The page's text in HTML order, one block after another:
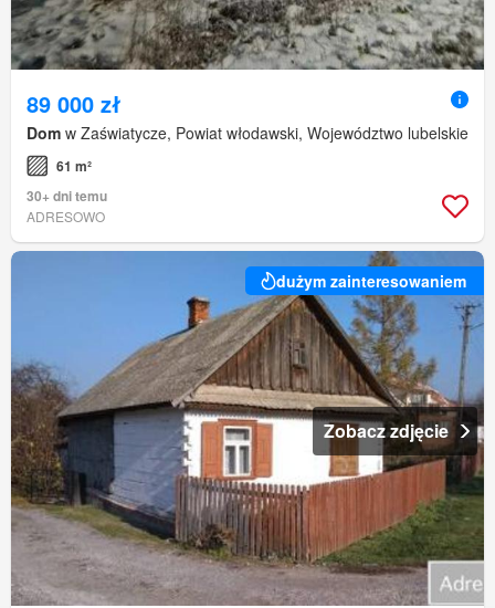
89 000 zł
Dom w Zaświatycze, Powiat włodawski, Województwo lubelskie
61 m²
30+ dni temu
ADRESOWO
dużym zainteresowaniem
Zobacz zdjęcie